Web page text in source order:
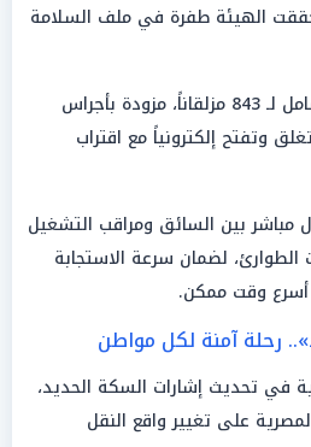
الهيئة طفرة في ملف السلامة
تم الانتهاء من التطوير الشامل لـ 843 مزلقاناً، مزودة بأجراس
وتفتح إلكترونياً مع اقتراب
مباشر بين السائق ومراقب التشغيل
لضمان سرعة الاستجابة
أسرع وقت ممكن.
رحلة آمنة لكل مواطن
في تحديث إشارات السكة الحديد،
على تغيير واقع النقل